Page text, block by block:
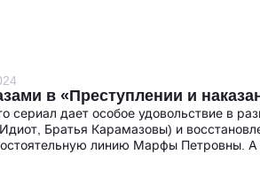
в «Преступлении и
сериал дает особое удовольствие в
Братья Карамазовы) и
линию Марфы Петровны. А